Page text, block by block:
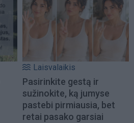
Laisvalaikis
Pasirinkite gestą ir
sužinokite, ką jumyse
pastebi pirmiausia, bet
retai pasako garsiai